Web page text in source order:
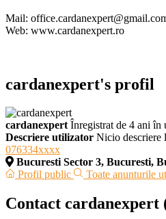
Mail:
Web: www.cardanexpert.ro
cardanexpert's profil
cardanexpert Înregistrat de 4 ani în
Descriere utilizator Nicio descriere
076334xxxx
Bucuresti Sector 3, Bucuresti,
Profil public
Toate anunturile
Contact